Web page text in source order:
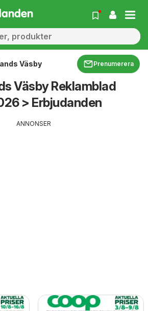
Väsby Prenumerera
Väsby Reklamblad
> Erbjudanden
ANNONSER